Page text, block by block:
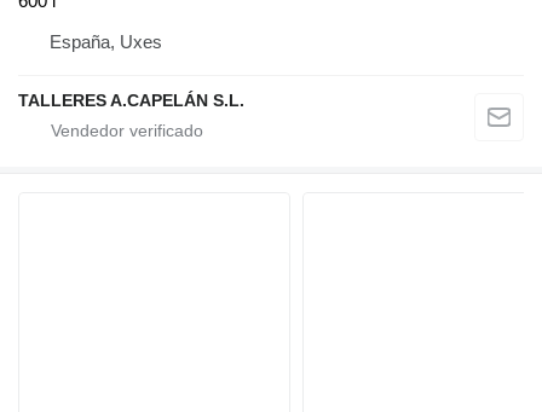
España, Uxes
TALLERES A.CAPELÁN S.L.